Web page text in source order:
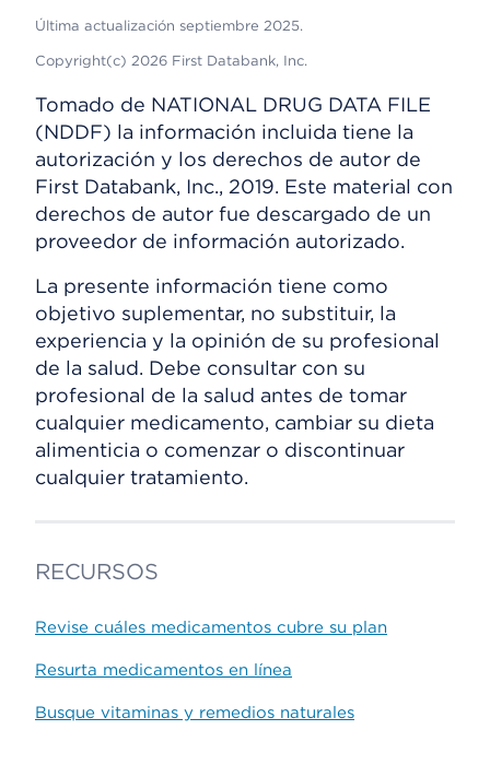
Última actualización septiembre 2025.
Copyright(c) 2026 First Databank, Inc.
Tomado de NATIONAL DRUG DATA FILE
(NDDF) la información incluida tiene la
autorización y los derechos de autor de
First Databank, Inc., 2019. Este material con
derechos de autor fue descargado de un
proveedor de información autorizado.
La presente información tiene como
objetivo suplementar, no substituir, la
experiencia y la opinión de su profesional
de la salud. Debe consultar con su
profesional de la salud antes de tomar
cualquier medicamento, cambiar su dieta
alimenticia o comenzar o discontinuar
cualquier tratamiento.
RECURSOS
Revise cuáles medicamentos cubre su plan
Resurta medicamentos en línea
Busque vitaminas y remedios naturales